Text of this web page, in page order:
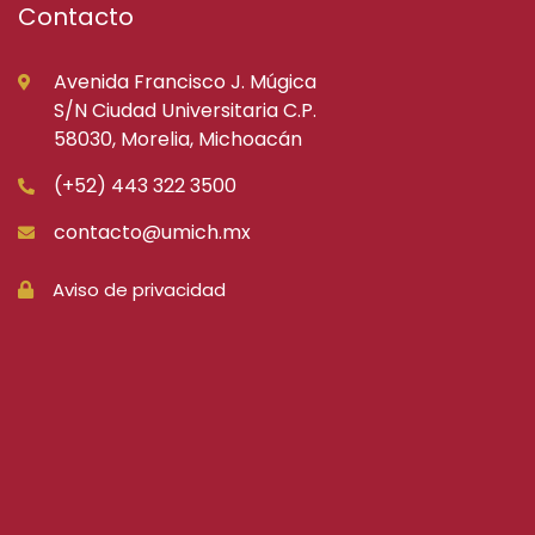
Contacto
Avenida Francisco J. Múgica
S/N Ciudad Universitaria C.P.
58030, Morelia, Michoacán
(+52) 443 322 3500
contacto@umich.mx
Aviso de privacidad